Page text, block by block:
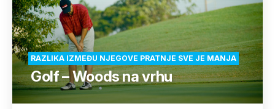
RAZLIKA IZMEĐU NJEGOVE PRATNJE SVE JE MANJA
Golf – Woods na vrhu